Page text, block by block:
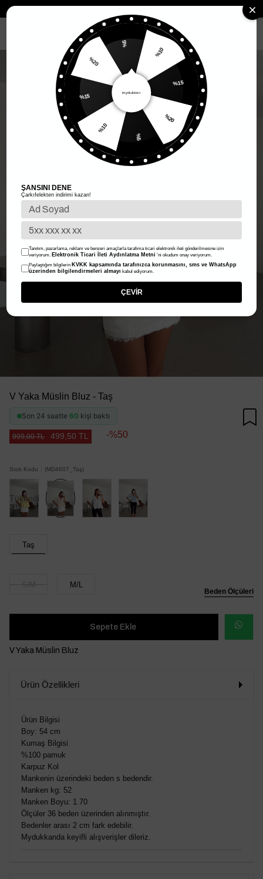
Kadın Üst Giyim Kısa Kol
V Yaka Müslin Bluz - Taş
Son 24 saatte 60 kişi baktı
999,00 TL 499,50 TL 50
Stok Kodu (MD4607_Taş)
Tükendi
Beden Ölçüleri
Taş
M/L
VER
V Yaka Müslin Bluz
Ürün Özellikleri
Ürün Bilgisi
Boy: 54 cm
Kumaş Bilgisi
%100 pamuk
Karpuz Kol
Mankenin üzerindeki beden s bedendir.
Manken kg: 52
Manken Boyu: 1.70
Ölçüler 36 beden üzerinden alınmıştır.
Bedenler arası 2 cm fark edebilir.
Mydukkanda keyifli alışverişler dileriz.
%10
%20
%5
%10
%20
ŞANSINI DENE
Çarkıfelekten indirimi kazan!
Tanıtım, pazarlama, reklam ve benzeri amaçlarla tarafıma ticari elektronik ileti gönderilmesine izin
veriyorum. Elektronik Ticari İleti Aydınlatma Metni 'ni okudum onay veriyorum.
Paylaştığım bilgilerin KVKK kapsamında tarafınızca korunmasını, sms ve WhatsApp
üzerinden bilgilendirmeleri almayı kabul ediyorum.
ÇEVİR